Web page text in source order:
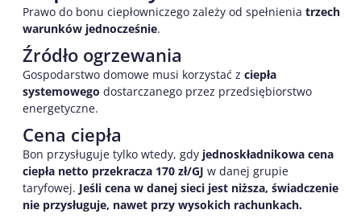
Prawo do bonu ciepłowniczego zależy od spełnienia trzech
warunków jednocześnie.
Źródło ogrzewania
Gospodarstwo domowe musi korzystać z ciepła
systemowego dostarczanego przez przedsiębiorstwo
energetyczne.
Cena ciepła
Bon przysługuje tylko wtedy, gdy jednoskładnikowa cena
ciepła netto przekracza 170 zł/GJ w danej grupie
taryfowej. Jeśli cena w danej sieci jest niższa, świadczenie
nie przysługuje, nawet przy wysokich rachunkach.